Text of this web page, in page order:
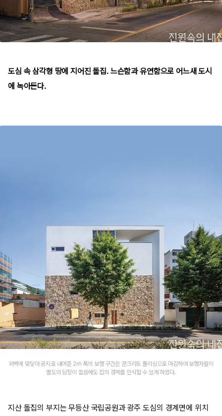
도심 속 삼각형 땅에 지어진 돌집. 느슨함과 유연함으로 어느새 도시
에 녹아든다.
외벽에 맞닿아 공지로 내어준 2m 폭의 보행 구간은 콘크리트 폴리싱으로 마감하여 보행자들이
별도의 담장이 없음에도 집의 경계를 인식할 수 있게 하였다.
지산 돌집의 부지는 무등산 국립공원과 광주 도심의 경계면에 위치